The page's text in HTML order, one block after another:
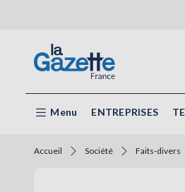
Menu ENTREPRISES
Accueil Société Faits-divers